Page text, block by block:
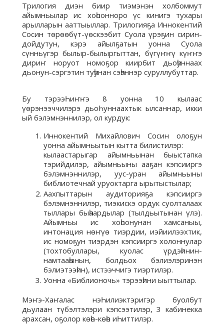
Трилогия диэн биир тиэмэнэн холбоммут
айымньылар ис хоһоонноро үс кинигэ тухары
арылларын ааттыыллар. Трилогияҕа Иннокентий
Сосин төрөөбүт-үөскээбит Суола үрэҕин сирин-
дойдутун, кэрэ айылҕатын уонна Суола
сүнньүгэр былыр-былыргыттан, бүгүҥҥү күҥҥэ
дириҥ норуот номоҕор киирбит дьоһуннаах
дьонун-сэргэтин туһунан сэһэннэр суруллубуттар.
Бу тэрээҺиҥҥэ 8 уонна 10 кылаас
үөрэнээччилэрэ дьоҺуннаахтык ылсаннар, икки
ый бэлэмнэннилэр, ол курдук:
Иннокентий Михайлович Сосин олоҕун
уонна айымньытын кытта билистилэр:
кылаастарыгар айымньынан быыстапка
тэрийдилэр, айымньыны ааҕан кэпсииргэ
бэлэмнэннилэр, уус-уран айымньыны
библиотечнай уруоктарга ырытыстылар;
Аахпыттарын аудиторияҕа кэпсииргэ
бэлэмнэннилэр, тиэкискэ ордук суолталаах
тыллары быһаардылар (тылдьытынан үлэ).
Айымньы ис хоһоонунан хамсаныы,
интонация нөҥүө тиэрдии, иэйиилээхтик,
ис номоҕун тиэрдэн кэпсииргэ холоннулар
(тохтобуллары, куолас үрдэһинин-
намтааһынын, болдьох бэлиэлэринэн
бэлиэтээһин), истээччигэ тиэртилэр.
Уонна «Библионочь» тэрээһини ыыттылар.
Мэҥэ-Хаҥалас нэҺилиэктэригэр буолбут
дьулаан түбэлтэлэри кэпсээтилэр, 3 кабинекка
арахсан, оҕолор көһө-көһө иҺиттилэр.